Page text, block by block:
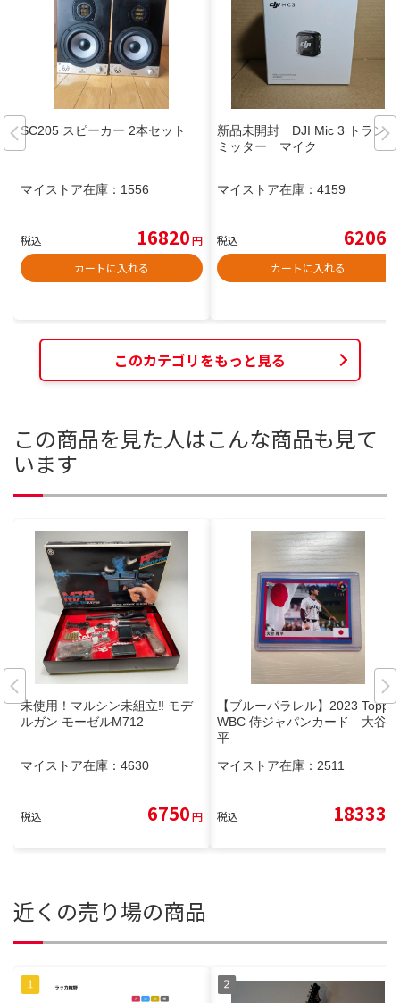
SC205 スピーカー 2本セット
マイストア在庫： 1556
税込 16820円
カートに入れる
新品未開封 DJI Mic 3 トランス
ミッター マイク
マイストア在庫： 4159
税込 6206
カートに入れる
このカテゴリをもっと見る
この商品を見た人はこんな商品も見て
います
未使用！マルシン未組立‼︎ モデ
ルガン モーゼルM712
マイストア在庫： 4630
税込 6750円
【ブルーパラレル】2023 Topps
WBC 侍ジャパンカード 大谷翔
平
マイストア在庫： 2511
税込 18333
近くの売り場の商品